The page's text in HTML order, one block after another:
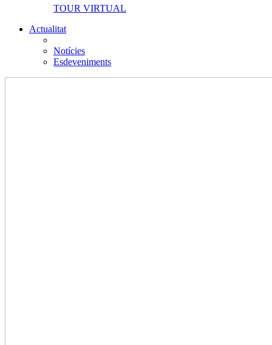
TOUR VIRTUAL
Actualitat
Notícies
Esdeveniments